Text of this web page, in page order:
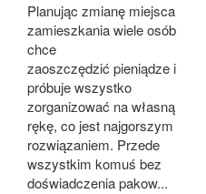
Planując zmianę miejsca
zamieszkania wiele osób
chce
zaoszczędzić pieniądze i
próbuje wszystko
zorganizować na własną
rękę, co jest najgorszym
rozwiązaniem. Przede
wszystkim komuś bez
doświadczenia pakow...